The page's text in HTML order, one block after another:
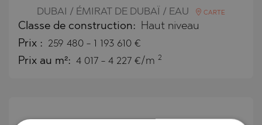
DUBAI / ÉMIRAT DE DUBAÏ / EAU CARTE
Classe de construction: Haut niveau
Prix : 259 480 - 1 193 610 €
Prix au m²: 4 017 - 4 227 €/m 2